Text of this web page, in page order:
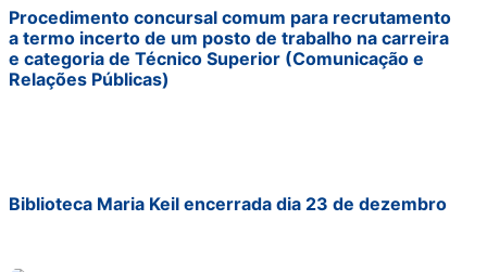
Procedimento concursal comum para recrutamento
a termo incerto de um posto de trabalho na carreira
e categoria de Técnico Superior (Comunicação e
Relações Públicas)
Biblioteca Maria Keil encerrada dia 23 de dezembro